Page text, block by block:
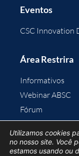
Eventos
CSC Innovation
Área Restrira
Informativos
Webinar ABSC
Fórum
Área do
Utilizamos cookies
no nosso site. Você
estamos usando ou